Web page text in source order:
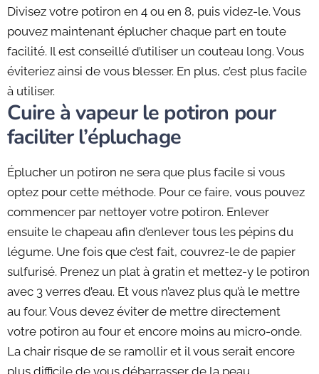
Divisez votre potiron en 4 ou en 8, puis videz-le. Vous
pouvez maintenant éplucher chaque part en toute
facilité. Il est conseillé d’utiliser un couteau long. Vous
éviteriez ainsi de vous blesser. En plus, c’est plus facile
à utiliser.
Cuire à vapeur le potiron pour
faciliter l’épluchage
Éplucher un potiron ne sera que plus facile si vous
optez pour cette méthode. Pour ce faire, vous pouvez
commencer par nettoyer votre potiron. Enlever
ensuite le chapeau afin d’enlever tous les pépins du
légume. Une fois que c’est fait, couvrez-le de papier
sulfurisé. Prenez un plat à gratin et mettez-y le potiron
avec 3 verres d’eau. Et vous n’avez plus qu’à le mettre
au four. Vous devez éviter de mettre directement
votre potiron au four et encore moins au micro-onde.
La chair risque de se ramollir et il vous serait encore
plus difficile de vous débarrasser de la peau.